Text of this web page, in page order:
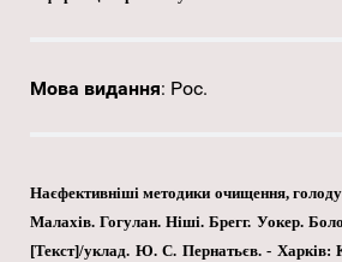
Мова видання: Рос.
Наєфективніші методики очищення,
Малахів. Гогулан. Ніші. Брегг. Уокер.
[Текст]/уклад. Ю. С. Пернатьєв. - Харків: